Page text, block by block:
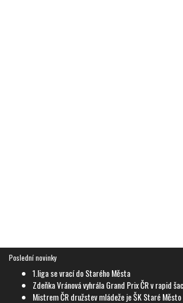
Poslední novinky
1.liga se vrací do Starého Města
Zdeňka Vránová vyhrála Grand Prix ČR v rapid
Mistrem ČR družstev mládeže je ŠK Staré Město